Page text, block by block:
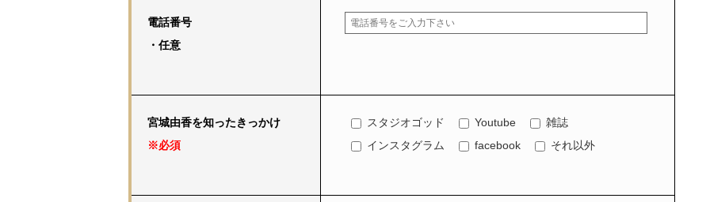
電話番号
・任意
宮城由香を知ったきっかけ
※必須
スタジオゴッド Youtube
雑誌
インスタグラム
facebook それ以外